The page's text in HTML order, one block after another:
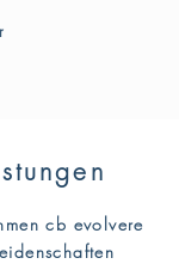
cb evolvere